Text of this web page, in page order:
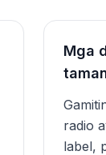
Mga
radio
label,